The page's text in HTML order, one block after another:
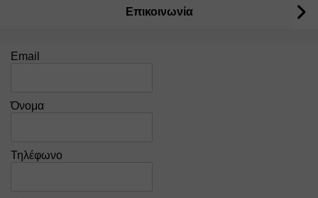
Επικοινωνία
Email
Όνομα
Τηλέφωνο